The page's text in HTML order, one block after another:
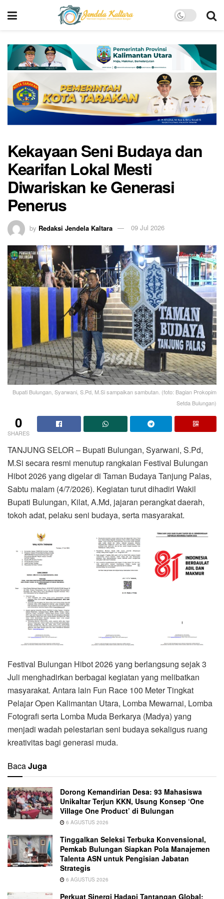
Kekayaan Seni Budaya dan
Kearifan Lokal Mesti
Diwariskan ke Generasi
Penerus
by Redaksi Jendela Kaltara 09 Jul 2026
Bupati Bulungan, Syarwani, S.Pd, M.Si sampaikan sambutan. (foto: Bagian Prokopim
Setda Bulungan)
0
SHARES
TANJUNG SELOR – Bupati Bulungan, Syarwani, S.Pd,
M.Si secara resmi menutup rangkaian Festival Bulungan
Hibot 2026 yang digelar di Taman Budaya Tanjung Palas,
Sabtu malam (4/7/2026). Kegiatan turut dihadiri Wakil
Bupati Bulungan, Kilat, A.Md, jajaran perangkat daerah,
tokoh adat, pelaku seni budaya, serta masyarakat.
Festival Bulungan Hibot 2026 yang berlangsung sejak 3
Juli menghadirkan berbagai kegiatan yang melibatkan
masyarakat. Antara lain Fun Race 100 Meter Tingkat
Pelajar Open Kalimantan Utara, Lomba Mewarnai, Lomba
Fotografi serta Lomba Muda Berkarya (Madya) yang
menjadi wadah pelestarian seni budaya sekaligus ruang
kreativitas bagi generasi muda.
BacaJuga
Dorong Kemandirian Desa: 93 Mahasiswa
Unikaltar Terjun KKN, Usung Konsep ‘One
Village One Product’ di Bulungan
6 AGUSTUS 2026
Tinggalkan Seleksi Terbuka Konvensional,
Pemkab Bulungan Siapkan Pola Manajemen
Talenta ASN untuk Pengisian Jabatan
Strategis
6 AGUSTUS 2026
Perkuat Sinergi Hadapi Tantangan Global: